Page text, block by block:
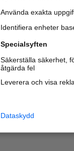
Använda exakta
Identifiera enheter
Specialsyften
Säkerställa säkerhet,
åtgärda fel
Leverera och visa
Dataskydd